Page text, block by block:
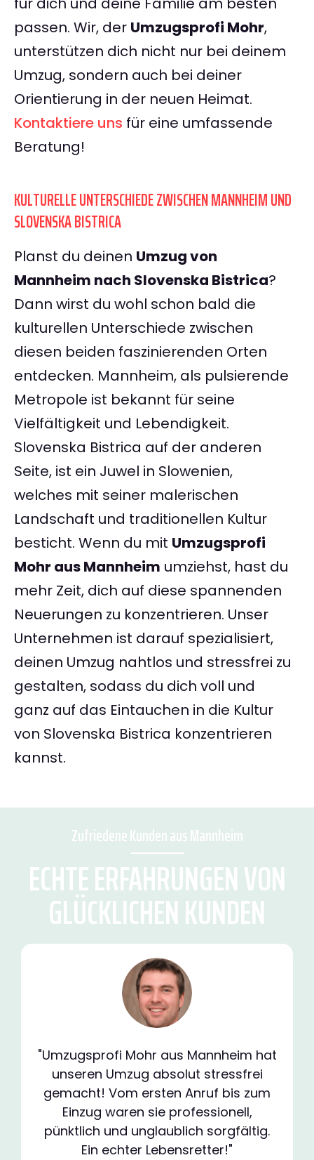
passen. Wir, der Umzugsprofi Mohr,
unterstützen dich nicht nur bei deinem
Umzug, sondern auch bei deiner
Orientierung in der neuen Heimat.
Kontaktiere uns für eine umfassende
Beratung!
KULTURELLE UNTERSCHIEDE ZWISCHEN MANNHEIM UND
SLOVENSKA BISTRICA
Planst du deinen Umzug von
Mannheim nach Slovenska Bistrica?
Dann wirst du wohl schon bald die
kulturellen Unterschiede zwischen
diesen beiden faszinierenden Orten
entdecken. Mannheim, als pulsierende
Metropole ist bekannt für seine
Vielfältigkeit und Lebendigkeit.
Slovenska Bistrica auf der anderen
Seite, ist ein Juwel in Slowenien,
welches mit seiner malerischen
Landschaft und traditionellen Kultur
besticht. Wenn du mit Umzugsprofi
Mohr aus Mannheim umziehst, hast du
mehr Zeit, dich auf diese spannenden
Neuerungen zu konzentrieren. Unser
Unternehmen ist darauf spezialisiert,
deinen Umzug nahtlos und stressfrei zu
gestalten, sodass du dich voll und
ganz auf das Eintauchen in die Kultur
von Slovenska Bistrica konzentrieren
kannst.
Zufriedene Kunden aus Mannheim
ECHTE ERFAHRUNGEN VON
GLÜCKLICHEN KUNDEN
"Umzugsprofi Mohr aus Mannheim hat
unseren Umzug absolut stressfrei
gemacht! Vom ersten Anruf bis zum
Einzug waren sie professionell,
pünktlich und unglaublich sorgfältig.
Ein echter Lebensretter!"